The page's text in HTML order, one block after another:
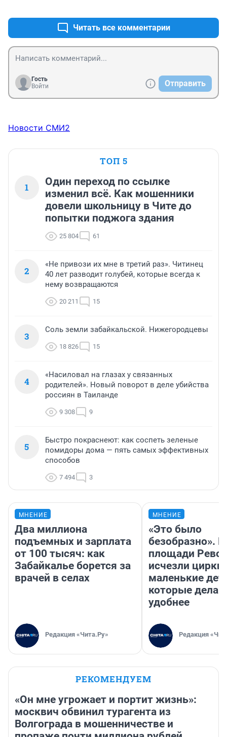
Читать все комментарии
Гость
Войти
Отправить
Новости СМИ2
ТОП 5
1
Один переход по ссылке
изменил всё. Как мошенники
довели школьницу в Чите до
попытки поджога здания
25 804 61
2
«Не привози их мне в третий раз». Читинец
40 лет разводит голубей, которые всегда к
нему возвращаются
20 211 15
3
Соль земли забайкальской. Нижегородцевы
18 826 15
4
«Насиловал на глазах у связанных
родителей». Новый поворот в деле убийства
россиян в Таиланде
9 308 9
5
Быстро покраснеют: как соспеть зеленые
помидоры дома — пять самых эффективных
способов
7 494 3
МНЕНИЕ
Два миллиона
подъемных и зарплата
от 100 тысяч: как
Забайкалье борется за
врачей в селах
Редакция «Чита.Ру»
МНЕНИЕ
«Это было
безобразно».
площади
исчезли цирки
маленькие
которые
удобнее
Редакция
РЕКОМЕНДУЕМ
«Он мне угрожает и портит жизнь»:
москвич обвинил турагента из
Волгограда в мошенничестве и